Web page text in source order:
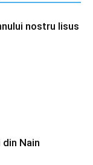
nostru Iisus
din Nain